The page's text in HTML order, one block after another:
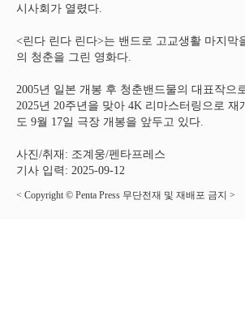
시사회가 열렸다.
<린다 린다 린다>는 밴드로 고교생활 마지막
의 청춘을 그린 영화다.
2005년 일본 개봉 후 청춘밴드물의 대표작으
2025년 20주년을 맞아 4K 리마스터링으로 재
도 9월 17일 극장 개봉을 앞두고 있다.
사진/취재: 조계웅/펜타프레스
기사 입력: 2025-09-12
< Copyright © Penta Press 무단전재 및 재배포 금지 >